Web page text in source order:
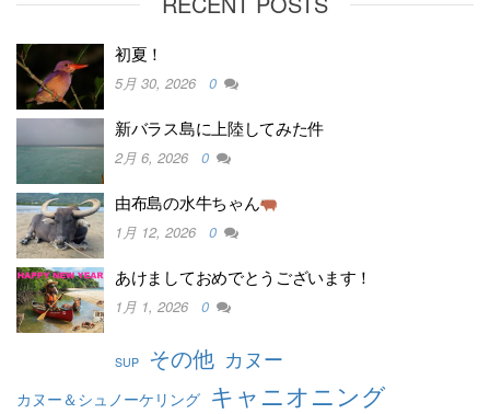
初夏！
5月 30, 2026 0
新バラス島に上陸してみた件
2月 6, 2026 0
由布島の水牛ちゃん
1月 12, 2026 0
あけましておめでとうございます！
1月 1, 2026 0
SUP その他 カヌー
カヌー＆シュノーケリング キャニオニング